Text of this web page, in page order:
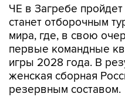
ЧЕ в Загребе пройдет
станет отборочным
мира, где, в свою
первые командные
игры 2028 года. В
женская сборная
резервным составом.